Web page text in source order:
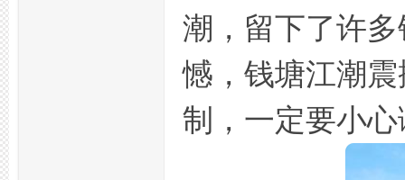
潮，留下了许
憾，钱塘江潮
制，一定要小